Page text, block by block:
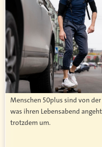
Menschen 50plus sind von
was ihren Lebensabend
trotzdem um.